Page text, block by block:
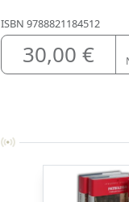
ISBN 9788821184512
30,00 €